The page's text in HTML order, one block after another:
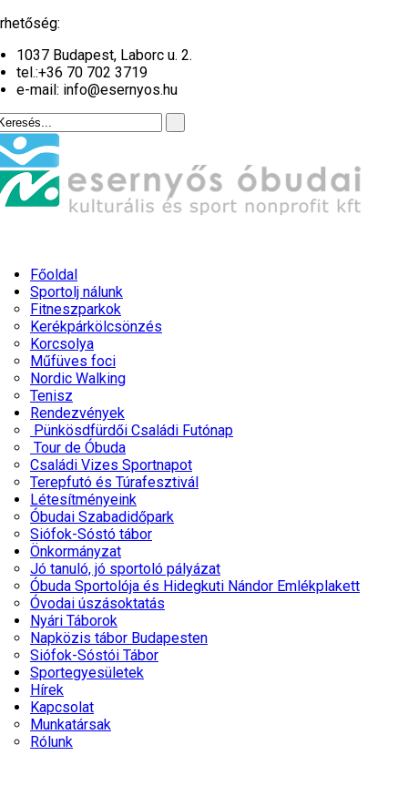
1037 Budapest, Laborc u. 2.
tel.:+36 70 702 3719
e-mail: info@esernyos.hu
Főoldal
Sportolj nálunk
Fitneszparkok
Kerékpárkölcsönzés
Korcsolya
Műfüves foci
Nordic Walking
Tenisz
Rendezvények
Pünkösdfürdői Családi Futónap
Tour de Óbuda
Családi Vizes Sportnapot
Terepfutó és Túrafesztivál
Létesítményeink
Óbudai Szabadidőpark
Siófok-Sóstó tábor
Önkormányzat
Jó tanuló, jó sportoló pályázat
Óbuda Sportolója és Hidegkuti Nándor Emlékplakett
Óvodai úszásoktatás
Nyári Táborok
Napközis tábor Budapesten
Siófok-Sóstói Tábor
Sportegyesületek
Hírek
Kapcsolat
Munkatársak
Rólunk